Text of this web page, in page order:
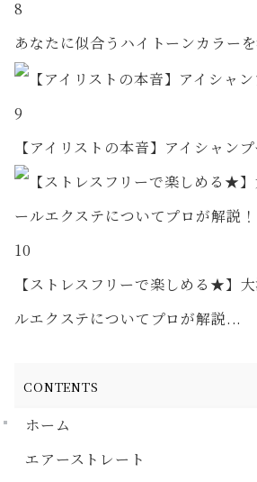
8
あなたに似合うハイトーンカラー
9
【アイリストの本音】アイシャン
10
【ストレスフリーで楽しめる★】
ルエクステについてプロが解説...
CONTENTS
ホーム
エアーストレート